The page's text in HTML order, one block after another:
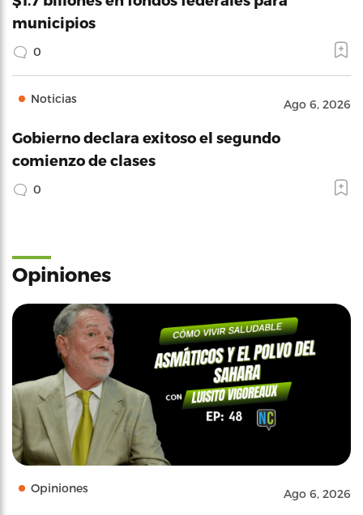
municipios
0
Noticias Ago 6, 2026
Gobierno declara exitoso el segundo
comienzo de clases
0
Opiniones
Opiniones Ago 6, 2026